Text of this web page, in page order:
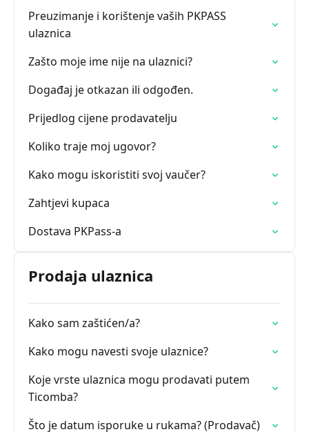
Preuzimanje i korištenje vaših PKPASS
ulaznica
Zašto moje ime nije na ulaznici?
Događaj je otkazan ili odgođen.
Prijedlog cijene prodavatelju
Koliko traje moj ugovor?
Kako mogu iskoristiti svoj vaučer?
Zahtjevi kupaca
Dostava PKPass-a
Prodaja ulaznica
Kako sam zaštićen/a?
Kako mogu navesti svoje ulaznice?
Koje vrste ulaznica mogu prodavati putem
Ticomba?
Što je datum isporuke u rukama? (Prodavač)